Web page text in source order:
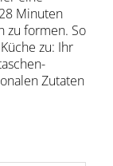
Minuten
zu formen. So
zu: Ihr
Zutaten